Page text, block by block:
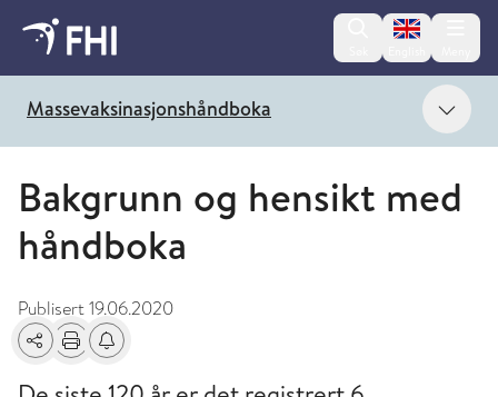
Change
Massevaksinasjonshåndboka Vis
Bakgrunn og hensikt med
håndboka
Publisert19.06.2020
Del Skriv utFå varsel om endringer